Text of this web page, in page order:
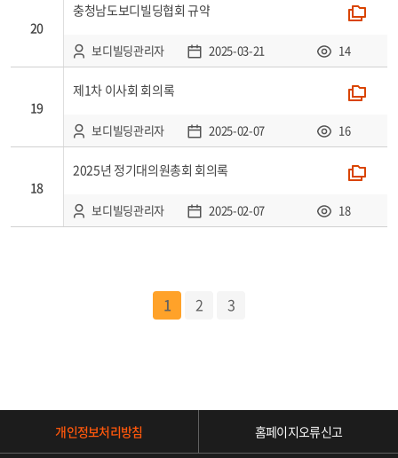
20
충청남도보디빌딩협회 규약
보디빌딩관리자 2025-03-21 14
19
제1차 이사회 회의록
보디빌딩관리자 2025-02-07 16
18
2025년 정기대의원총회 회의록
보디빌딩관리자 2025-02-07 18
1 2 3
개인정보처리방침 홈페이지오류신고